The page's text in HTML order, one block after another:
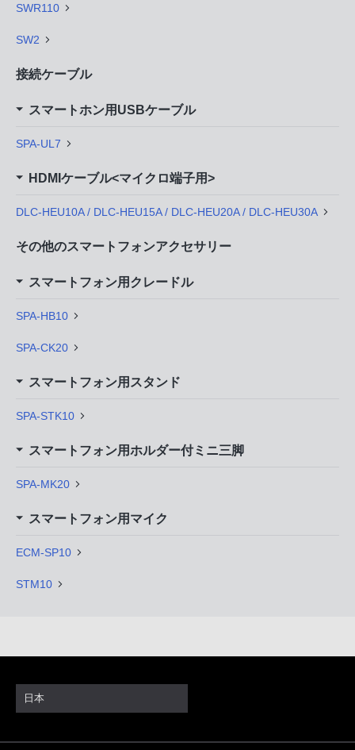
SWR110
SW2
接続ケーブル
スマートホン用USBケーブル
SPA-UL7
HDMIケーブル<マイクロ端子用>
DLC-HEU10A / DLC-HEU15A / DLC-HEU20A / DLC-HEU30A
その他のスマートフォンアクセサリー
スマートフォン用クレードル
SPA-HB10
SPA-CK20
スマートフォン用スタンド
SPA-STK10
スマートフォン用ホルダー付ミニ三脚
SPA-MK20
スマートフォン用マイク
ECM-SP10
STM10
日本